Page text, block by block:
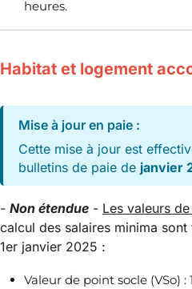
heures.
Habitat et logement
Mise à jour en paie :
Cette mise à jour est
bulletins de paie de janvier
- Non étendue - Les valeurs
calcul des salaires minima
1er janvier 2025 :
Valeur de point socle (VSo) :